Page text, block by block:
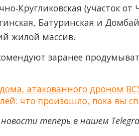
(участок
Батуринская и
жилой массив.
заранее
атакованного дроном
что произошло, пока вы
теперь в нашем